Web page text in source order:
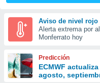
y
forma
digital
basada
Aviso de nivel rojo
Alerta extrema por
Monferrato hoy
Predicción
ECMWF
agosto,